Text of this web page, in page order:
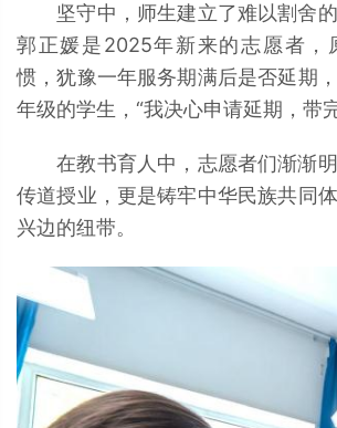
坚守中，师生建立了难以割舍的
郭正媛是2025年新来的志愿者，
惯，犹豫一年服务期满后是否延期
年级的学生，“我决心申请延期，带
在教书育人中，志愿者们渐渐明
传道授业，更是铸牢中华民族共同
兴边的纽带。